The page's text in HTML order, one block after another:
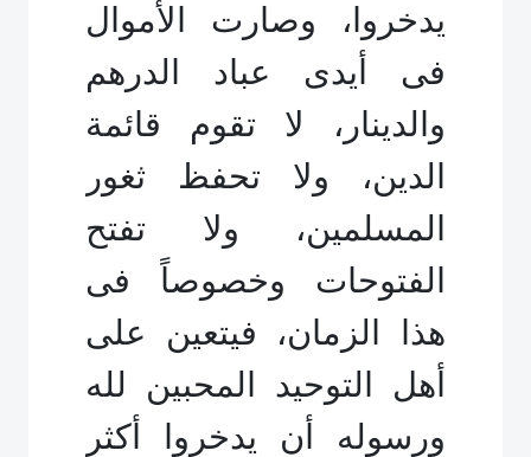
يدخروا، وصارت الأموال
فى أيدى عباد الدرهم
والدينار، لا تقوم قائمة
الدين، ولا تحفظ ثغور
المسلمين، ولا تفتح
الفتوحات وخصوصاً فى
هذا الزمان، فيتعين على
أهل التوحيد المحبين لله
ورسوله أن يدخروا أكثر